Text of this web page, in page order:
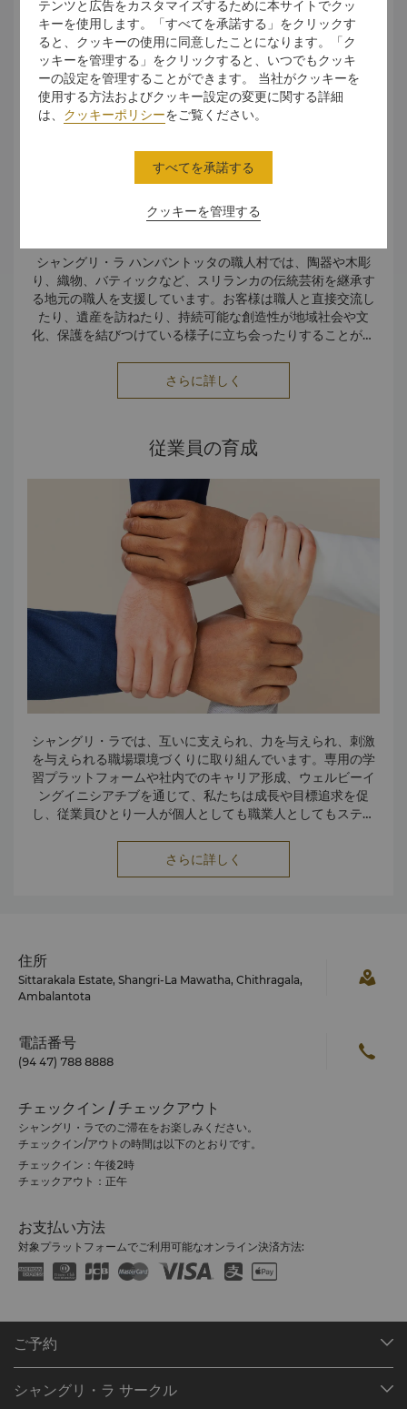
ています。
シャングリ・ラ ハンバントッタの職人村では、陶器や木彫
り、織物、バティックなど、スリランカの伝統芸術を継承す
る地元の職人を支援しています。お客様は職人と直接交流し
たり、遺産を訪ねたり、持続可能な創造性が地域社会や文
化、保護を結びつけている様子に立ち会ったりすることがで
• 職人村には4棟の伝統的な小屋があり、地元の職人による作
品を展示・販売しています。
• この拠点を育成することで、シャングリ・ラ ハンバントッ
タは伝統を継承するだけでなく、職人を育成し、生計を支
え、さらにはお客様の体験を豊かにしています。
さらに詳しく
従業員の育成
シャングリ・ラでは、互いに支えられ、力を与えられ、刺激
を与えられる職場環境づくりに取り組んでいます。専用の学
習プラットフォームや社内でのキャリア形成、ウェルビーイ
ングイニシアチブを通じて、私たちは成長や目標追求を促
し、従業員ひとり一人が個人としても職業人としてもステッ
• シャングリ・ラ アカデミーを通じて、従業員は200以上の
厳選されたコースを利用し、スキルやキャリアを磨くことが
ログラムは総合的な育成に重点を置いており、ESGに沿った
取り組みは目的意識と地域社会への影響を育みます。
さらに詳しく
住所
Sittarakala Estate, Shangri-La Mawatha, Chithragala,
Ambalantota
電話番号
(94 47) 788 8888
チェックイン / チェックアウト
シャングリ・ラでのご滞在をお楽しみください。
チェックイン/アウトの時間は以下のとおりです。
チェックイン：午後2時
チェックアウト：正午
お支払い方法
対象プラットフォームでご利用可能なオンライン決済方法:
ご予約
ご予約の検索
シャングリ・ラ サークル
テンツと広告をカスタマイズするために本サイトでクッ
キーを使用します。「すべてを承諾する」をクリックす
ると、クッキーの使用に同意したことになります。「ク
ッキーを管理する」をクリックすると、いつでもクッキ
ーの設定を管理することができます。 当社がクッキーを
使用する方法およびクッキー設定の変更に関する詳細
は、 クッキーポリシーをご覧ください。
クッキーを管理する
すべてを承諾する